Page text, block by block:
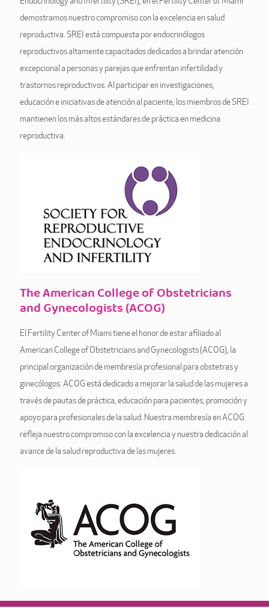
demostramos nuestro compromiso con la excelencia en salud
reproductiva. SREI está compuesta por endocrinólogos
reproductivos altamente capacitados dedicados a brindar atención
excepcional a personas y parejas que enfrentan infertilidad y
trastornos reproductivos. Al participar en investigaciones,
educación e iniciativas de atención al paciente, los miembros de SREI
mantienen los más altos estándares de práctica en medicina
reproductiva.
The American College of Obstetricians
and Gynecologists (ACOG)
El Fertility Center of Miami tiene el honor de estar afiliado al
American College of Obstetricians and Gynecologists (ACOG), la
principal organización de membresía profesional para obstetras y
ginecólogos. ACOG está dedicado a mejorar la salud de las mujeres a
través de pautas de práctica, educación para pacientes, promoción y
apoyo para profesionales de la salud. Nuestra membresía en ACOG
refleja nuestro compromiso con la excelencia y nuestra dedicación al
avance de la salud reproductiva de las mujeres.